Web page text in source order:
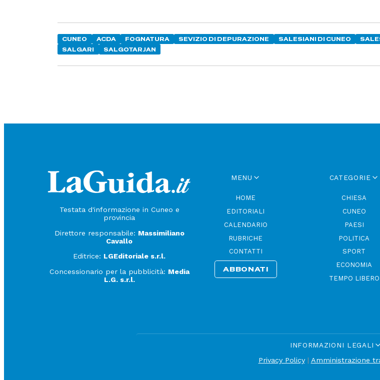
CUNEO ACDA FOGNATURA SEVIZIO DI DEPURAZIONE SALESIANI DI CUNEO
SALGARI
SALGOTARJAN
Testata d'informazione in Cuneo e
provincia
Direttore responsabile: Massimiliano
Cavallo
Editrice: LGEditoriale s.r.l.
Concessionario per la pubblicità: Media
L.G. s.r.l.
MENU
HOME
EDITORIALI
CALENDARIO
RUBRICHE
CONTATTI
ABBONATI
CATEGORIE
CHIESA
CUNEO
PAESI
POLITICA
SPORT
ECONOMIA
TEMPO LIBERO
INFORMAZIONI LEGALI
Privacy Policy| Amministrazione